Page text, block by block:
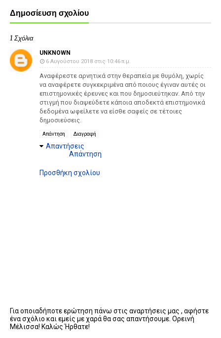
Δημοσίευση σχολίου
1 Σχόλια
UNKNOWN
6 Αυγούστου 2018 στις 10:46 π.μ.
Αναφέρεστε αρνητικά στην θεραπεία με θυμόλη, χωρίς
να αναφέρετε συγκεκριμένα από ποιους έγιναν αυτές οι
επιστημονικές έρευνες και που δημοσιεύτηκαν. Από την
στιγμή που διαψεύδετε κάποια αποδεκτά επιστημονικά
δεδομένα ωφείλετε να είσθε σαφείς σε τέτοιες
δημοσιεύσεις.
Απάντηση Διαγραφή
Απαντήσεις
Απάντηση
Προσθήκη σχολίου
Για οποιαδήποτε ερώτηση πάνω στις αναρτήσεις μας , αφήστε
ένα σχόλιο και εμείς με χαρά θα σας απαντήσουμε. Ορεινή
Μέλισσα! Καλώς Ήρθατε!